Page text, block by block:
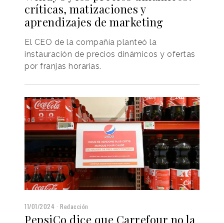
críticas, matizaciones y
aprendizajes de marketing
El CEO de la compañía planteó la
instauración de precios dinámicos y ofertas
por franjas horarias.
11/01/2024 Redacción
PepsiCo dice que Carrefour no la